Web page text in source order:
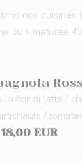
nos cuisines
puis maturée
fior di latte /
/
18,00 EUR